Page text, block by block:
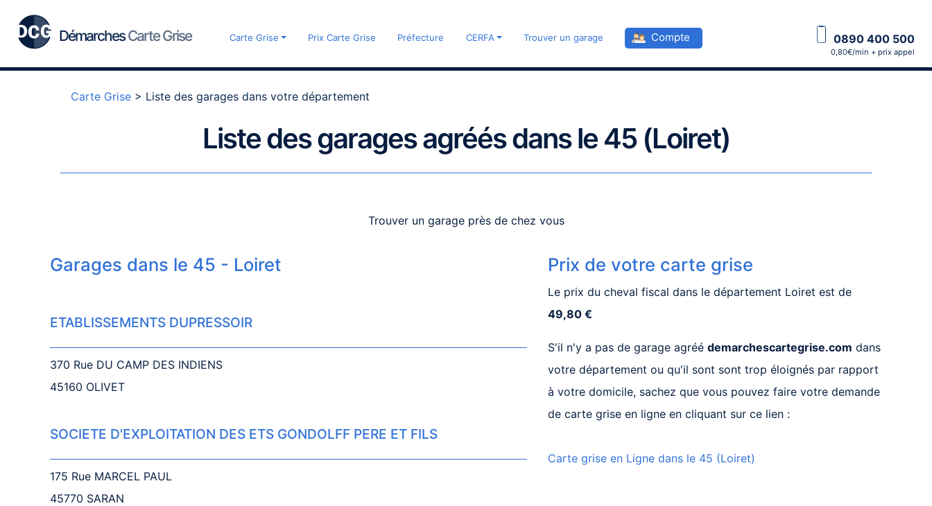
DémarchesCarte Grise Carte Grise Prix Carte Grise Préfecture CERFA Trouver un garage Compte 0890 400 500
0,80€/min + prix appel
Carte Grise > Liste des garages dans votre département
Liste des garages agréés dans le 45 (Loiret)
Trouver un garage près de chez vous
Garages dans le 45 - Loiret
ETABLISSEMENTS DUPRESSOIR
370 Rue DU CAMP DES INDIENS
45160 OLIVET
SOCIETE D'EXPLOITATION DES ETS GONDOLFF PERE ET FILS
175 Rue MARCEL PAUL
45770 SARAN
Prix de votre carte grise
Le prix du cheval fiscal dans le département Loiret est de
49,80 €
S'il n'y a pas de garage agréé demarchescartegrise.com dans
votre département ou qu'il sont sont trop éloignés par rapport
à votre domicile, sachez que vous pouvez faire votre demande
de carte grise en ligne en cliquant sur ce lien :
Carte grise en Ligne dans le 45 (Loiret)